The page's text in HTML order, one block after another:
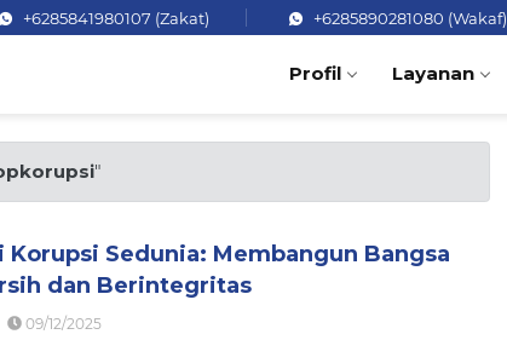
+6285841980107 (Zakat) +6285890281080 (Wakaf)
Profil Layanan
"
Korupsi Sedunia: Membangun Bangsa
dan Berintegritas
09/12/2025